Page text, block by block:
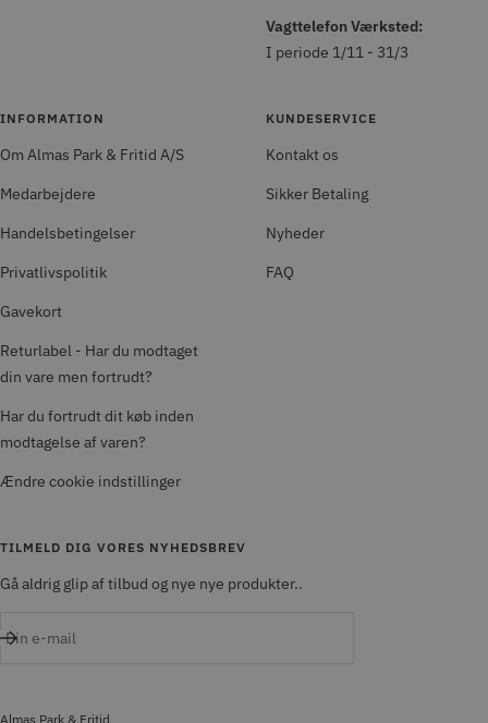
Vagttelefon Værksted:
I periode 1/11 - 31/3
INFORMATION
Om Almas Park & Fritid A/S
Medarbejdere
Handelsbetingelser
Privatlivspolitik
Gavekort
Returlabel - Har du modtaget
din vare men fortrudt?
Har du fortrudt dit køb inden
modtagelse af varen?
Ændre cookie indstillinger
KUNDESERVICE
Kontakt os
Sikker Betaling
Nyheder
FAQ
TILMELD DIG VORES NYHEDSBREV
Gå aldrig glip af tilbud og nye nye produkter..
Din e-mail
Almas Park & Fritid